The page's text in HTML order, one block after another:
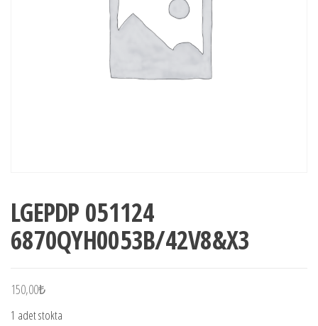
LGEPDP 051124
6870QYH0053B/42V8&X3
150,00₺
1 adet stokta